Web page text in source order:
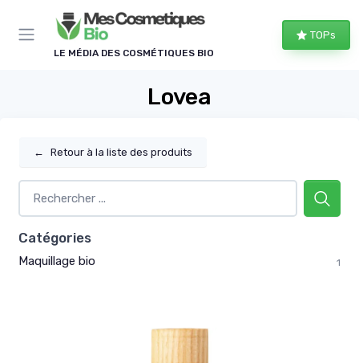
LE MÉDIA DES COSMÉTIQUES BIO
TOPs
Lovea
← Retour à la liste des produits
Catégories
Maquillage bio 1
Panneau de gestion des cookies